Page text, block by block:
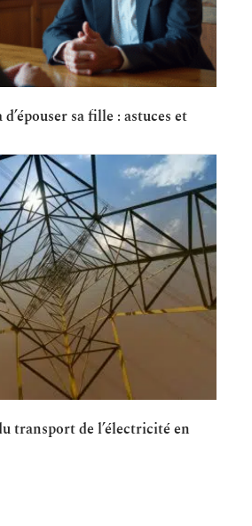
sa fille : astuces et
transport de l’électricité en